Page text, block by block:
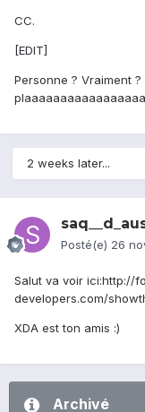
CC.
[EDIT]
Personne ? Vraiment ?
2 weeks later...
Posté(e) 26
Salut va voir ici:http://
developers.com/
XDA est ton amis :)
Archivé